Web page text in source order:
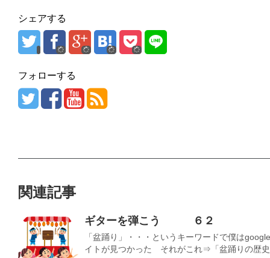
シェアする
フォローする
関連記事
ギターを弾こう ６２
「盆踊り」・・・というキーワードで僕は
イトが見つかった それがこれ⇒「盆踊りの歴